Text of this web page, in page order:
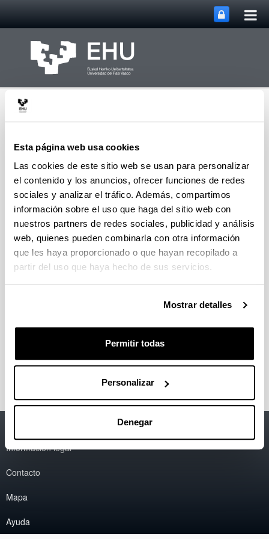
Esta página web usa cookies
Las cookies de este sitio web se usan para personalizar
el contenido y los anuncios, ofrecer funciones de redes
sociales y analizar el tráfico. Además, compartimos
información sobre el uso que haga del sitio web con
nuestros partners de redes sociales, publicidad y análisis
web, quienes pueden combinarla con otra información
que les haya proporcionado o que hayan recopilado a
partir del uso que haya hecho de sus servicios.
Mostrar detalles
Permitir todas
Personalizar
Denegar
Grupo de Investigación
SUPREN
MenúAbrir/cerrar
Pedro Jesús Cantarero -
Artículos (a partir del 2004)
Pedro Cantarero Gomez, Roberto Fernandez de
Luis, Itziar Oyarzabal, Pedro Luis Arias, Manuel A
Mechanistic
Applied Catalysis B: Environment and Energy,
2025; 371
Información legal
Contacto
Mapa
Ayuda